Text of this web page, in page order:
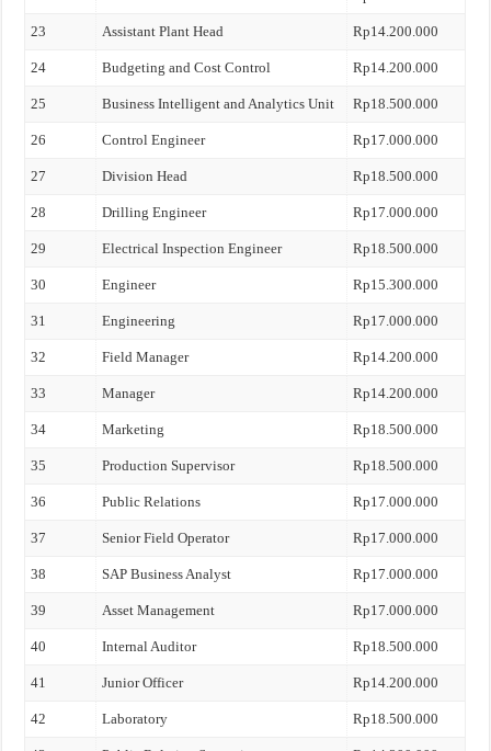
23 Assistant Plant Head Rp14.200.000
24 Budgeting and Cost Control Rp14.200.000
25 Business Intelligent and Analytics Unit Rp18.500.000
26 Control Engineer Rp17.000.000
27 Division Head Rp18.500.000
28 Drilling Engineer Rp17.000.000
29 Electrical Inspection Engineer Rp18.500.000
30 Engineer Rp15.300.000
31 Engineering Rp17.000.000
32 Field Manager Rp14.200.000
33 Manager Rp14.200.000
34 Marketing Rp18.500.000
35 Production Supervisor Rp18.500.000
36 Public Relations Rp17.000.000
37 Senior Field Operator Rp17.000.000
38 SAP Business Analyst Rp17.000.000
39 Asset Management Rp17.000.000
40 Internal Auditor Rp18.500.000
41 Junior Officer Rp14.200.000
42 Laboratory Rp18.500.000